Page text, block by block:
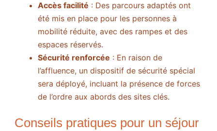
Accès facilité : Des parcours adaptés ont
été mis en place pour les personnes à
mobilité réduite, avec des rampes et des
espaces réservés.
Sécurité renforcée : En raison de
l’affluence, un dispositif de sécurité spécial
sera déployé, incluant la présence de forces
de l’ordre aux abords des sites clés.
Conseils pratiques pour un séjour